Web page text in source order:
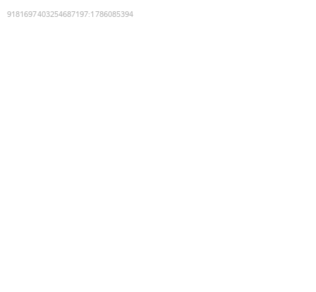
9181697403254687197:1786085394